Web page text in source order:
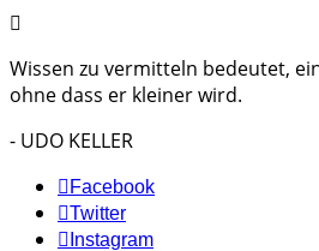
Wissen zu vermitteln bedeutet,
ohne dass er kleiner wird.
- UDO KELLER
Facebook
Twitter
Instagram